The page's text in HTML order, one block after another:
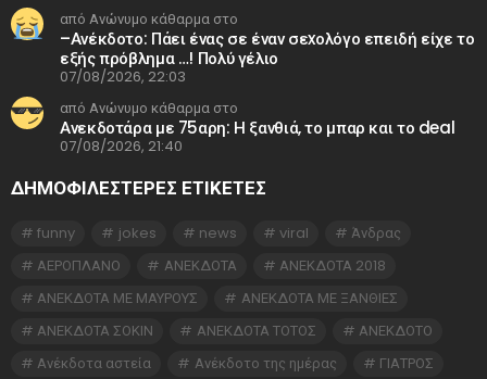
από Ανώνυμο κάθαρμα στο
–Ανέκδοτο: Πάει ένας σε έναν σεxολόγο επειδή είχε το
εξής πρόβλημα …! Πολύ γέλιο
07/08/2026, 22:03
από Ανώνυμο κάθαρμα στο
Ανεκδοτάρα με 75αρη: Η ξανθιά, το μπαρ και το deal
07/08/2026, 21:40
ΔΗΜΟΦΙΛΕΣΤΕΡΕΣ ΕΤΙΚΈΤΕΣ
funny jokes news viral
Άνδρας
ΑΕΡΟΠΛΑΝΟ
ΑΝΕΚΔΟΤΑ
ΑΝΕΚΔΟΤΑ 2018
ΑΝΕΚΔΟΤΑ ΜΕ ΜΑΥΡΟΥΣ
ΑΝΕΚΔΟΤΑ ΜΕ ΞΑΝΘΙΕΣ
ΑΝΕΚΔΟΤΑ ΣΟΚΙΝ
ΑΝΕΚΔΟΤΑ ΤΟΤΟΣ
ΑΝΕΚΔΟΤΟ
Ανέκδοτα αστεία
Ανέκδοτο της ημέρας
ΓΙΑΤΡΟΣ